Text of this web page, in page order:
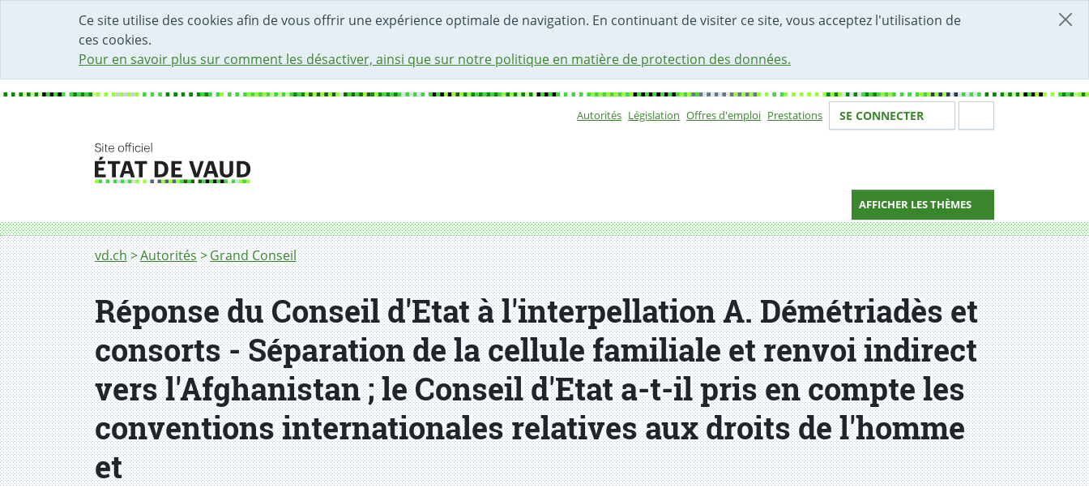
Ce site utilise des cookies afin de vous offrir une expérience optimale de navigation. En continuant de visiter ce site, vous acceptez l'utilisation de
ces cookies.
Pour en savoir plus sur comment les désactiver, ainsi que sur notre politique en matière de protection des données.
DÉBUT DU CONTENU DE LA PAGE
ACCÈS AU CHAMP DE RECHERCHE
PAGE D'ACCUEIL
FORMULAIRE DE CONTACT
Autorités Législation Offres d'emploi Prestations Votre identité
SE CONNECTER
AFFICHER LES THÈMES
Fil d'Ariane
vd.ch Autorités Grand Conseil
Réponse du Conseil d'Etat à l'interpellation A. Démétriadès et
consorts - Séparation de la cellule familiale et renvoi indirect
vers l'Afghanistan ; le Conseil d'Etat a-t-il pris en compte les
conventions internationales relatives aux droits de l'homme
et